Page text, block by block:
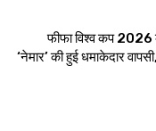
फीफा विश्व कप 2026
‘नेमार’ की हुई धमाकेदार